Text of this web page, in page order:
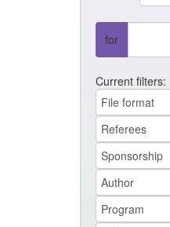
for
Current filters: